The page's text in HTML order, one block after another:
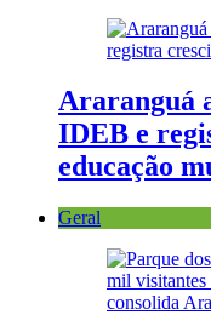
Araranguá
IDEB e
educação
Geral